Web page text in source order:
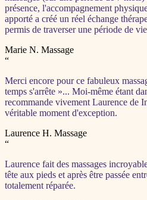
présence, l'accompagnement
apporté a créé un réel échange
permis de traverser une période de
Marie N. Massage
“
Merci encore pour ce fabuleux
temps s'arrête »... Moi-même étant
recommande vivement Laurence de
véritable moment d'exception.
Laurence H. Massage
“
Laurence fait des massages
tête aux pieds et après être passée
totalement réparée.